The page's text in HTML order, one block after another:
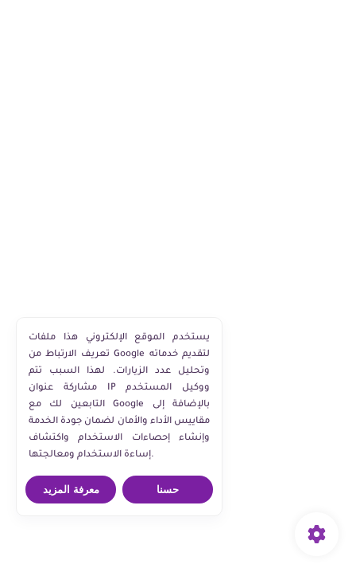
يستخدم الموقع الإلكتروني هذا ملفات
تعريف الارتباط من Google لتقديم خدماته
وتحليل عدد الزيارات. لهذا السبب تتم
مشاركة عنوان IP ووكيل المستخدم
التابعين لك مع Google بالإضافة إلى
مقاييس الأداء والأمان لضمان جودة الخدمة
وإنشاء إحصاءات الاستخدام واكتشاف
إساءة الاستخدام ومعالجتها.
معرفة المزيد حسنا